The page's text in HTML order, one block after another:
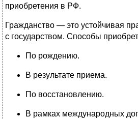
приобретения в РФ.
Гражданство — это устойчивая
с государством. Способы
По рождению.
В результате приема.
По восстановлению.
В рамках международных